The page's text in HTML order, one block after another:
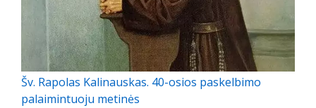
Šv. Rapolas Kalinauskas. 40-osios paskelbimo
palaimintuoju metinės